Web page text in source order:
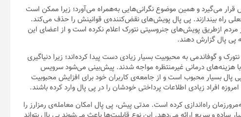
می‌گیرد و همین موضوع نگرانی‌هایی به‌همراه می‌آورد؛ زیرا ممکن است
راه بیندازند. پی پال پویش‌های نقض‌کننده‌ی قوانینش را حذف می‌کند.
ازطریق پویش‌های جنروسیتی نتورک اعلام نکرده است و از اعضای این
پال گزارش دهند.
و گوفاندمی به محبوبیت بسیار زیادی دست پیدا کرده‌اند؛ زیرا دنیاگیری
با هزینه‌های درمانی غیرمنتظره مواجه شدند. پیش‌بینی می‌شود سرویس
پال بسیار محبوب است و از جامعه‌ی کاربران خود برای افزایش محبوبیت
افراد زیادی اطلاعات پرداختی خودشان را در پی پال وارد کرده باشند.
راه‌اندازی کرده است. مدتی پیش، پی پال امکان معامله‌ی رمزارز را